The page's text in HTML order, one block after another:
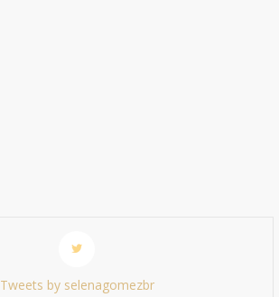
Tweets by selenagomezbr